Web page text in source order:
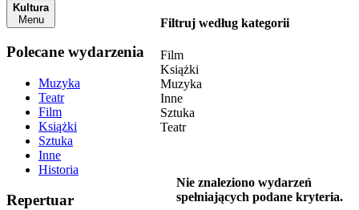
Kultura
Menu
Polecane wydarzenia
Muzyka
Teatr
Film
Książki
Sztuka
Inne
Historia
Repertuar
Filtruj według kategorii
Film
Książki
Muzyka
Inne
Sztuka
Teatr
Nie znaleziono wydarzeń
spełniających podane kryteria.